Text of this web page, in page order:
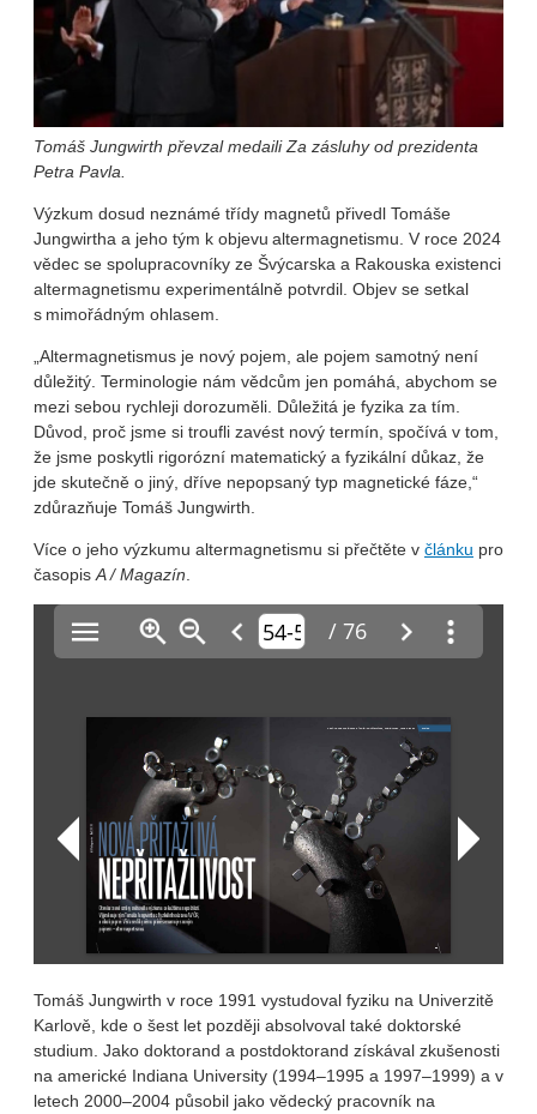
Tomáš Jungwirth převzal medaili Za zásluhy od prezidenta
Petra Pavla.
Výzkum dosud neznámé třídy magnetů přivedl Tomáše
Jungwirtha a jeho tým k objevu altermagnetismu. V roce 2024
vědec se spolupracovníky ze Švýcarska a Rakouska existenci
altermagnetismu experimentálně potvrdil. Objev se setkal
s mimořádným ohlasem.
„Altermagnetismus je nový pojem, ale pojem samotný není
důležitý. Terminologie nám vědcům jen pomáhá, abychom se
mezi sebou rychleji dorozuměli. Důležitá je fyzika za tím.
Důvod, proč jsme si troufli zavést nový termín, spočívá v tom,
že jsme poskytli rigorózní matematický a fyzikální důkaz, že
jde skutečně o jiný, dříve nepopsaný typ magnetické fáze,“
zdůrazňuje Tomáš Jungwirth.
Více o jeho výzkumu altermagnetismu si přečtěte v článku pro
časopis A / Magazín
Tomáš Jungwirth v roce 1991 vystudoval fyziku na Univerzitě
Karlově, kde o šest let později absolvoval také doktorské
studium. Jako doktorand a postdoktorand získával zkušenosti
na americké Indiana University (1994–1995 a 1997–1999) a v
letech 2000–2004 působil jako vědecký pracovník na